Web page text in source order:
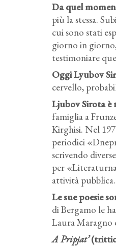
Da quel
più la stessa.
cui sono stati
giorno in giorno,
testimoniare
Oggi Lyubov
cervello,
Ljubov Sirota è
famiglia a
Kirghisi. Nel
periodici
scrivendo
per
attività
Le sue poesie
di Bergamo le
Laura Maragno
A Pripjat’